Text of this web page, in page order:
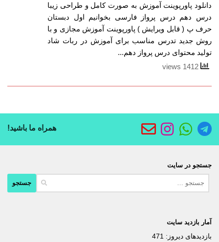
دانلود پاورپوینت آموزش به صورت کامل و طراحی زیبا
درس دهم درس پرواز فارسی بخوانیم اول دبستان
حرف پ ( قابل ویرایش ) پاورپوینت آموزش مجازی و با
روش جدید تدرس مناسب برای آموزش در ربات شاد
تولید محتوای درس پرواز دهم...
همراه ما باشید!
جستجو در سایت
آمار بازدید سایت
بازدیدهای دیروز: 471